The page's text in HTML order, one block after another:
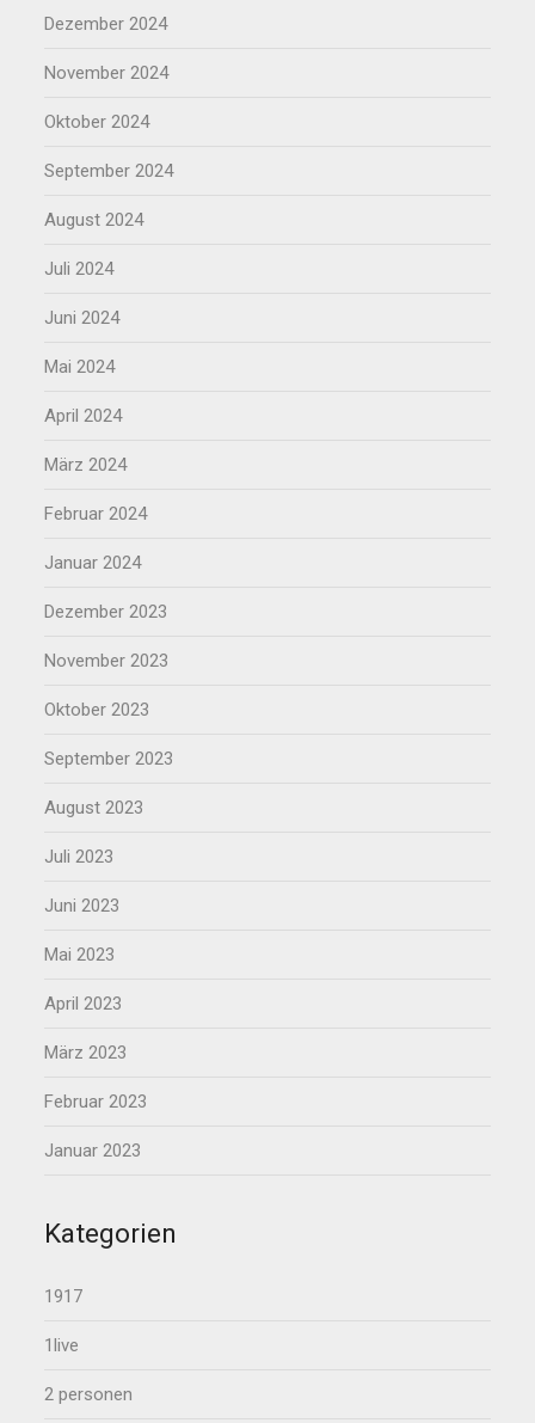
Dezember 2024
November 2024
Oktober 2024
September 2024
August 2024
Juli 2024
Juni 2024
Mai 2024
April 2024
März 2024
Februar 2024
Januar 2024
Dezember 2023
November 2023
Oktober 2023
September 2023
August 2023
Juli 2023
Juni 2023
Mai 2023
April 2023
März 2023
Februar 2023
Januar 2023
Kategorien
1917
1live
2 personen